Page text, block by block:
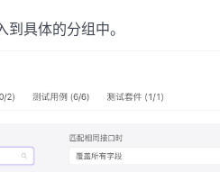
具体的分组中。